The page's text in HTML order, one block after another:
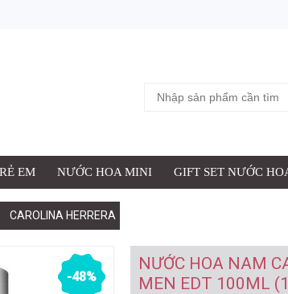
EM NƯỚC HOA MINI GIFT SET NƯỚC
CAROLINA HERRERA
-48%
NƯỚC HOA NAM
MEN EDT 100ML
MEN EDT 100ML (1999)